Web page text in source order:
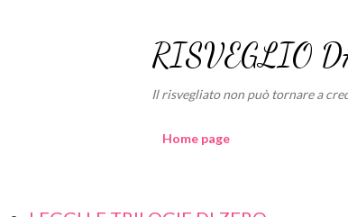
RISVEGLIO
Il risvegliato non può tornare a
Home page